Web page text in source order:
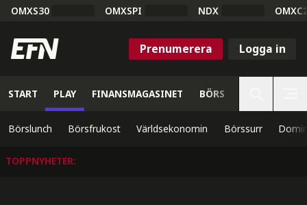
OMXS30 OMXSPI NDX
Prenumerera Logga in
START PLAY FINANSMAGASINET BÖRS
Börslunch Börsfrukost Världsekonomin Börssurr
TOPPNYHETER: